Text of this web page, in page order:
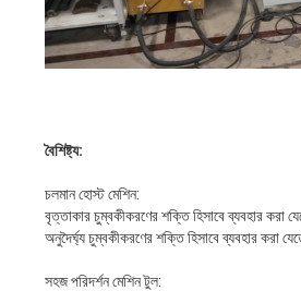
বৈশিষ্ট্য:
চলমান হোস্ট মেশিন:
বৃত্তাকার চুম্বকীকরণের শক্তি হিসাবে ব্যবহার করা
অনুদৈর্ঘ্য চুম্বকীকরণের শক্তি হিসাবে ব্যবহার করা
সহজ পরিদর্শন মেশিন টুল: